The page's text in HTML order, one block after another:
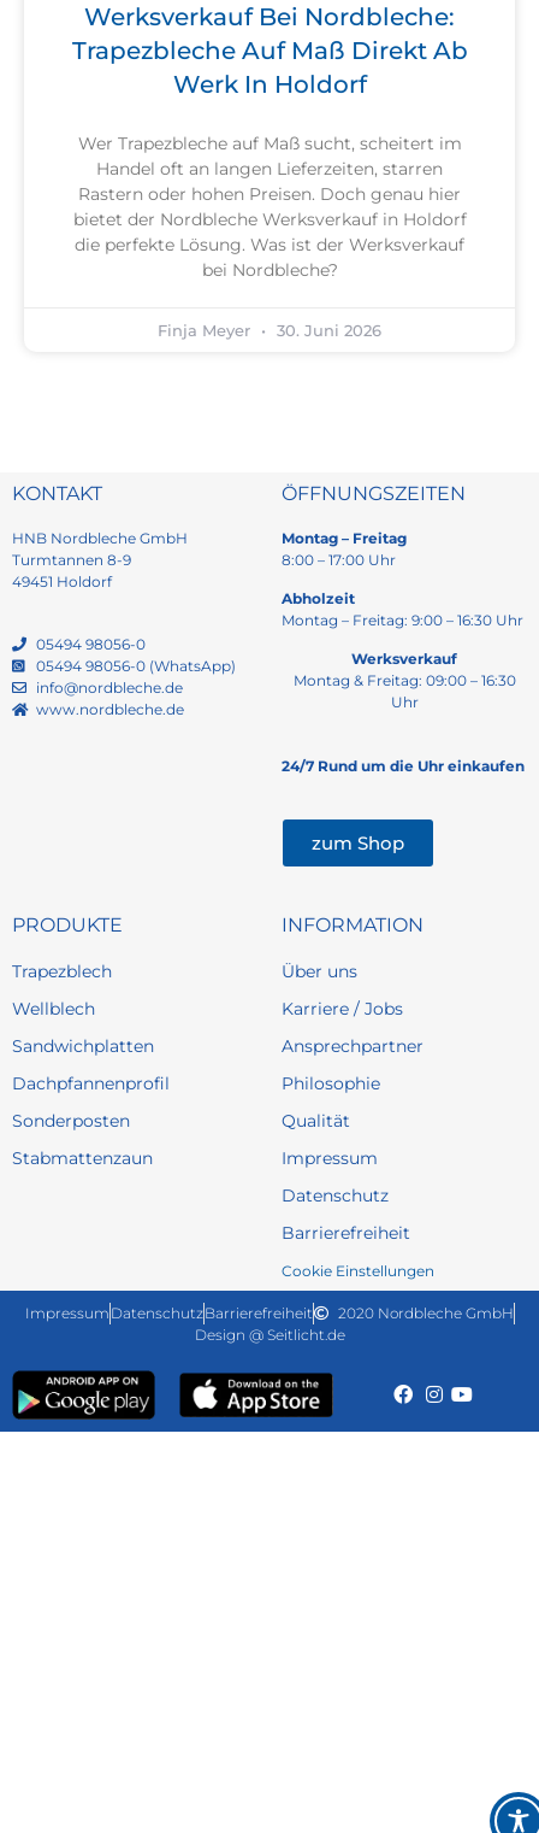
Werksverkauf Bei Nordbleche:
Trapezbleche Auf Maß Direkt Ab
Werk In Holdorf
Wer Trapezbleche auf Maß sucht, scheitert im
Handel oft an langen Lieferzeiten, starren
Rastern oder hohen Preisen. Doch genau hier
bietet der Nordbleche Werksverkauf in Holdorf
die perfekte Lösung. Was ist der Werksverkauf
bei Nordbleche?
Finja Meyer 30. Juni 2026
KONTAKT
HNB Nordbleche GmbH
Turmtannen 8-9
49451 Holdorf
05494 98056-0
05494 98056-0 (WhatsApp)
info@nordbleche.de
www.nordbleche.de
ÖFFNUNGSZEITEN
Montag – Freitag
8:00 – 17:00 Uhr
Abholzeit
Montag – Freitag: 9:00 – 16:30 Uhr
Werksverkauf
Montag & Freitag: 09:00 – 16:30
Uhr
24/7 Rund um die Uhr einkaufen
zum Shop
PRODUKTE
Trapezblech
Wellblech
Sandwichplatten
Dachpfannenprofil
Sonderposten
Stabmattenzaun
INFORMATION
Über uns
Karriere / Jobs
Ansprechpartner
Philosophie
Qualität
Impressum
Datenschutz
Barrierefreiheit
Cookie Einstellungen
Impressum DatenschutzBarrierefreiheit
2020 Nordbleche GmbH
Design @ Seitlicht.de